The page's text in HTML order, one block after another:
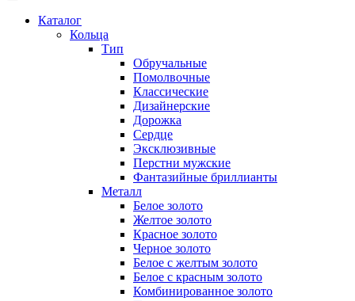
Каталог
Кольца
Тип
Обручальные
Помолвочные
Классические
Дизайнерские
Дорожка
Сердце
Эксклюзивные
Перстни мужские
Фантазийные бриллианты
Металл
Белое золото
Желтое золото
Красное золото
Черное золото
Белое с желтым золото
Белое с красным золото
Комбинированное золото